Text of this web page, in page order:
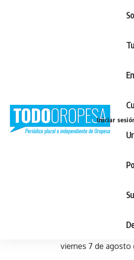
Iniciar
viernes 7 de agosto